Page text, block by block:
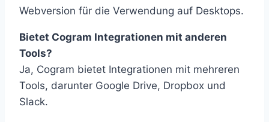
Webversion für die Verwendung auf Desktops.
Bietet Cogram Integrationen mit anderen
Tools?
Ja, Cogram bietet Integrationen mit mehreren
Tools, darunter Google Drive, Dropbox und
Slack.